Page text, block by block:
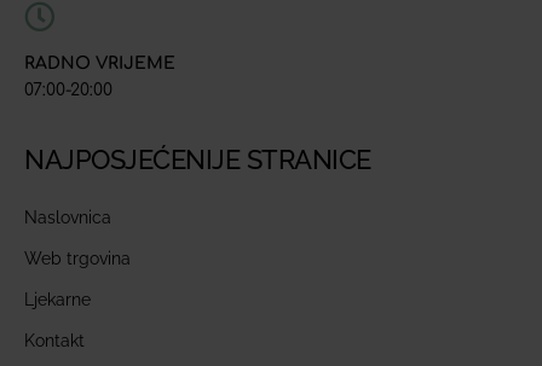
RADNO VRIJEME
07:00-20:00
NAJPOSJEĆENIJE STRANICE
Naslovnica
Web trgovina
Ljekarne
Kontakt